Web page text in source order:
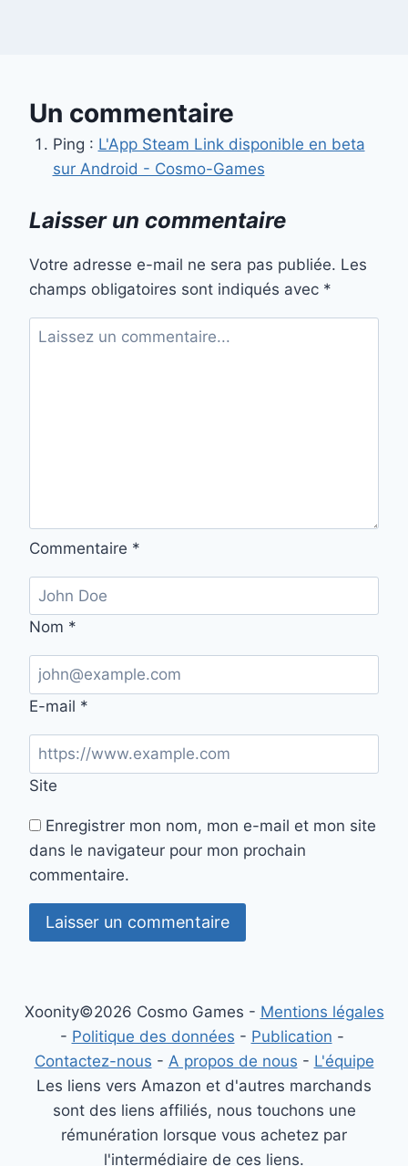
Un commentaire
Ping : L'App Steam Link disponible en beta
sur Android - Cosmo-Games
Laisser un commentaire
Votre adresse e-mail ne sera pas publiée. Les
champs obligatoires sont indiqués avec *
Commentaire *
Nom *
E-mail *
Site
Enregistrer mon nom, mon e-mail et mon site
dans le navigateur pour mon prochain
commentaire.
Xoonity©2026 Cosmo Games - Mentions légales
- Politique des données - Publication -
Contactez-nous - A propos de nous - L'équipe
Les liens vers Amazon et d'autres marchands
sont des liens affiliés, nous touchons une
rémunération lorsque vous achetez par
l'intermédiaire de ces liens.